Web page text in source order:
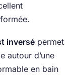
inversépermet
autour d’une
en bain